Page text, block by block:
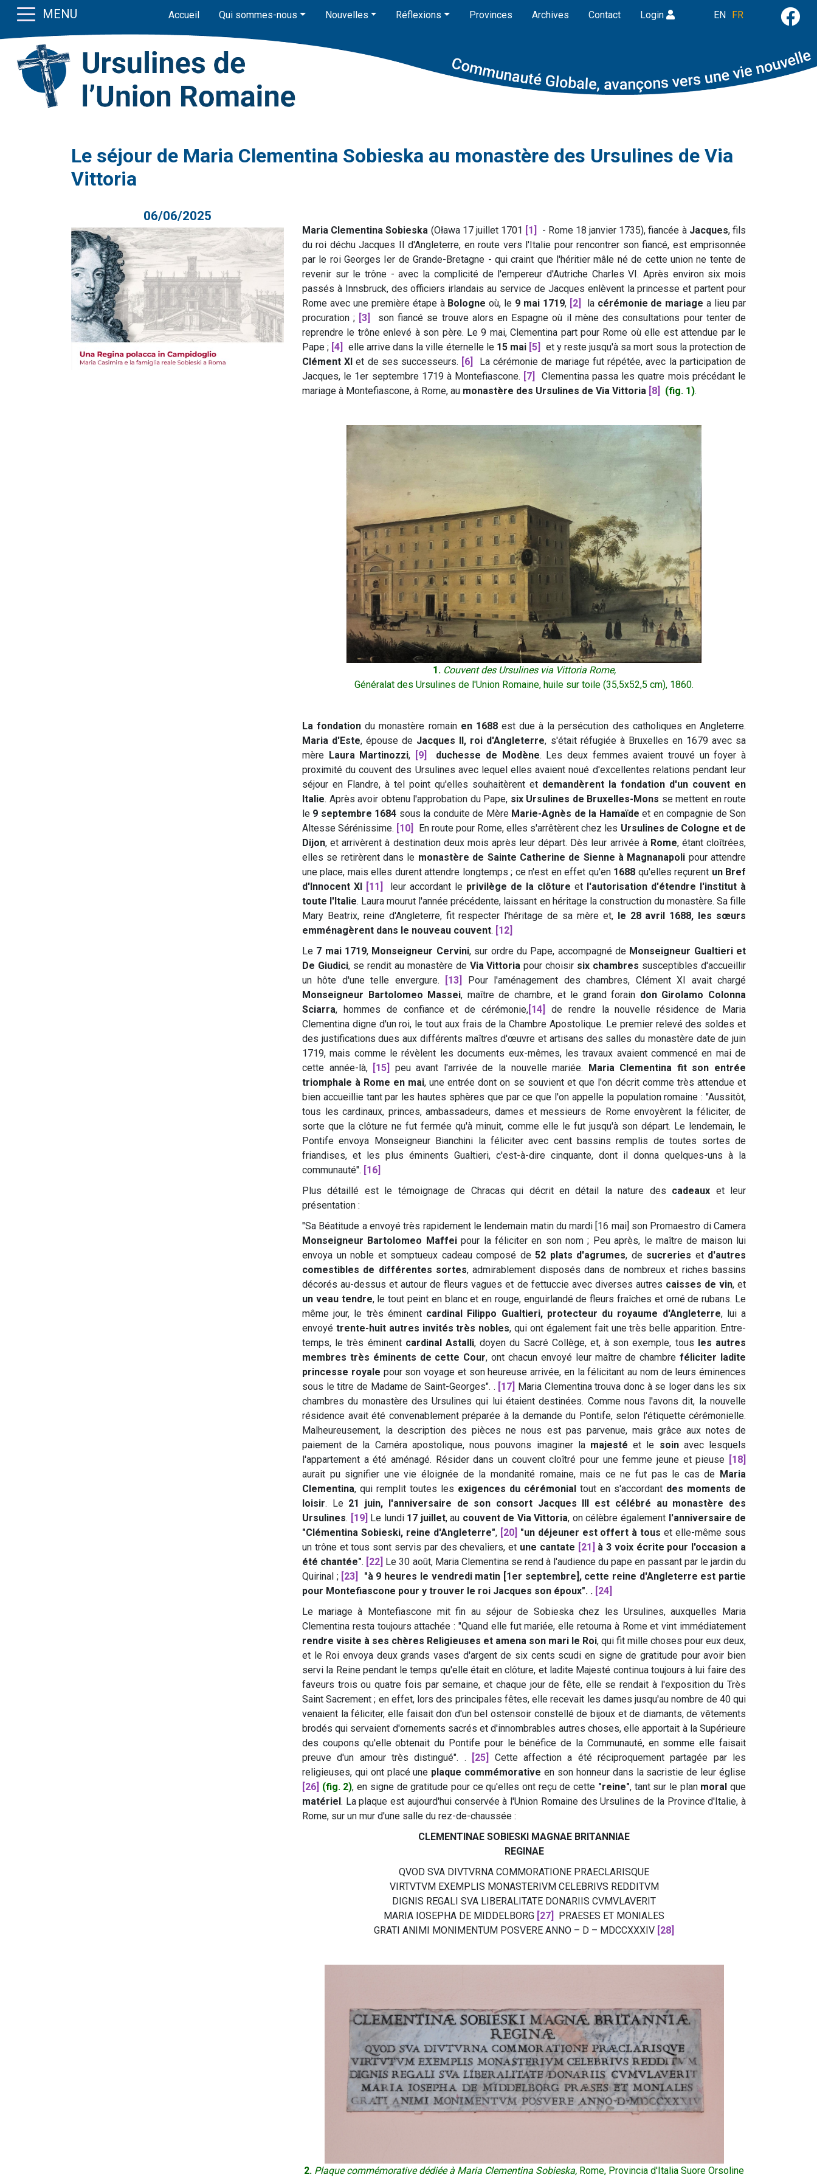
MENU Accueil Qui sommes-nous Nouvelles Réflexions Provinces Archives Contact Login EN FR
Le séjour de Maria Clementina Sobieska au monastère des Ursulines de Via
Vittoria
06/06/2025
Maria Clementina Sobieska (Oława 17 juillet 1701 [1] - Rome 18 janvier 1735), fiancée à Jacques, fils
du roi déchu Jacques II d'Angleterre, en route vers l'Italie pour rencontrer son fiancé, est emprisonnée
par le roi Georges Ier de Grande-Bretagne - qui craint que l'héritier mâle né de cette union ne tente de
revenir sur le trône - avec la complicité de l'empereur d'Autriche Charles VI. Après environ six mois
passés à Innsbruck, des officiers irlandais au service de Jacques enlèvent la princesse et partent pour
Rome avec une première étape à Bologne où, le 9 mai 1719, [2] la cérémonie de mariage a lieu par
procuration ; [3]
son fiancé se trouve alors en Espagne où il mène des consultations pour tenter de
reprendre le trône enlevé à son père. Le 9 mai, Clementina part pour Rome où elle est attendue par le
Pape ; [4] elle arrive dans la ville éternelle le 15 mai [5]
et y reste jusqu'à sa mort sous la protection de
Clément XI et de ses successeurs. [6]
La cérémonie de mariage fut répétée, avec la participation de
Jacques, le 1er septembre 1719 à Montefiascone.
[7]
Clementina passa les quatre mois précédant le
mariage à Montefiascone, à Rome, au monastère des Ursulines de Via Vittoria [8] (fig. 1).
1. Couvent des Ursulines via Vittoria Rome,
Généralat des Ursulines de l'Union Romaine, huile sur toile (35,5x52,5 cm), 1860.
La fondationdu monastère romain en 1688est due à la persécution des catholiques en Angleterre.
Maria d'Este, épouse de Jacques II, roi d'Angleterre, s'était réfugiée à Bruxelles en 1679 avec sa
mère Laura Martinozzi, [9] duchesse de Modène. Les deux femmes avaient trouvé un foyer à
proximité du couvent des Ursulines avec lequel elles avaient noué d'excellentes relations pendant leur
séjour en Flandre, à tel point qu'elles souhaitèrent et demandèrent la fondation d'un couvent en
Italie. Après avoir obtenu l'approbation du Pape, six Ursulines de Bruxelles-Mons se mettent en route
le 9 septembre 1684 sous la conduite de Mère Marie-Agnès de la Hamaïde et en compagnie de Son
Altesse Sérénissime. [10] En route pour Rome, elles s'arrêtèrent chez les Ursulines de Cologne et de
Dijon, et arrivèrent à destination deux mois après leur départ. Dès leur arrivée à Rome, étant cloîtrées,
elles se retirèrent dans le monastère de Sainte Catherine de Sienne à Magnanapoli pour attendre
une place, mais elles durent attendre longtemps ; ce n'est en effet qu'en 1688 qu'elles reçurent un Bref
d'Innocent XI
[11] leur accordant le privilège de la clôture et l'autorisation d'étendre l'institut à
toute l'Italie. Laura mourut l'année précédente, laissant en héritage la construction du monastère. Sa fille
Mary Beatrix, reine d'Angleterre, fit respecter l'héritage de sa mère et,
le 28 avril 1688, les sœurs
emménagèrent dans le nouveau couvent. [12]
Le 7 mai 1719, Monseigneur Cervini, sur ordre du Pape, accompagné de Monseigneur Gualtieri et
De Giudici, se rendit au monastère de Via Vittoria pour choisir six chambres susceptibles d'accueillir
un hôte d'une telle envergure.
[13]
Pour l'aménagement des chambres, Clément XI avait chargé
Monseigneur Bartolomeo Massei, maître de chambre, et le grand forain don Girolamo Colonna
Sciarra, hommes de confiance et de cérémonie, [14]
de rendre la nouvelle résidence de Maria
Clementina digne d'un roi, le tout aux frais de la Chambre Apostolique. Le premier relevé des soldes et
des justifications dues aux différents maîtres d'œuvre et artisans des salles du monastère date de juin
1719, mais comme le révèlent les documents eux-mêmes, les travaux avaient commencé en mai de
cette année-là,
[15] peu avant l'arrivée de la nouvelle mariée.
Maria Clementina fit son entrée
triomphale à Rome en mai, une entrée dont on se souvient et que l'on décrit comme très attendue et
bien accueillie tant par les hautes sphères que par ce que l'on appelle la population romaine : "Aussitôt,
tous les cardinaux, princes, ambassadeurs, dames et messieurs de Rome envoyèrent la féliciter, de
sorte que la clôture ne fut fermée qu'à minuit, comme elle le fut jusqu'à son départ. Le lendemain, le
Pontife envoya Monseigneur Bianchini la féliciter avec cent bassins remplis de toutes sortes de
friandises, et les plus éminents Gualtieri, c'est-à-dire cinquante, dont il donna quelques-uns à la
communauté". [16]
Plus détaillé est le témoignage de Chracas qui décrit en détail la nature des cadeaux et leur
présentation :
"Sa Béatitude a envoyé très rapidement le lendemain matin du mardi [16 mai] son Promaestro di Camera
Monseigneur Bartolomeo Maffeipour la féliciter en son nom ; Peu après, le maître de maison lui
envoya un noble et somptueux cadeau composé de 52 plats d'agrumes, de sucreries et d'autres
comestibles de différentes sortes, admirablement disposés dans de nombreux et riches bassins
décorés au-dessus et autour de fleurs vagues et de fettuccie avec diverses autres caisses de vin, et
un veau tendre, le tout peint en blanc et en rouge, enguirlandé de fleurs fraîches et orné de rubans. Le
même jour, le très éminent cardinal Filippo Gualtieri, protecteur du royaume d'Angleterre, lui a
envoyé trente-huit autres invités très nobles, qui ont également fait une très belle apparition. Entre-
temps, le très éminent cardinal Astalli, doyen du Sacré Collège, et, à son exemple, tous
les autres
membres très éminents de cette Cour, ont chacun envoyé leur maître de chambreféliciter ladite
princesse royale pour son voyage et son heureuse arrivée, en la félicitant au nom de leurs éminences
sous le titre de Madame de Saint-Georges". . [17]
Maria Clementina trouva donc à se loger dans les six
chambres du monastère des Ursulines qui lui étaient destinées. Comme nous l'avons dit, la nouvelle
résidence avait été convenablement préparée à la demande du Pontife, selon l'étiquette cérémonielle.
Malheureusement, la description des pièces ne nous est pas parvenue, mais grâce aux notes de
paiement de la Caméra apostolique, nous pouvons imaginer la majesté et le soinavec lesquels
l'appartement a été aménagé. Résider dans un couvent cloîtré pour une femme jeune et pieuse
[18]
aurait pu signifier une vie éloignée de la mondanité romaine, mais ce ne fut pas le cas de Maria
Clementina, qui remplit toutes les exigences du cérémonial tout en s'accordant des moments de
loisir. Le 21 juin, l'anniversaire de son consort Jacques III est célébré au monastère des
Ursulines. [19] Le lundi 17 juillet, au couvent de Via Vittoria, on célèbre également l'anniversaire de
"Clémentina Sobieski, reine d'Angleterre", [20] "un déjeuner est offert à tous et elle-même sous
un trône et tous sont servis par des chevaliers, et une cantate [21]
à 3 voix écrite pour l'occasion a
été chantée". [22]
Le 30 août, Maria Clementina se rend à l'audience du pape en passant par le jardin du
Quirinal ; [23]
"à 9 heures le vendredi matin [1er septembre], cette reine d'Angleterre est partie
pour Montefiascone pour y trouver le roi Jacques son époux". . [24]
Le mariage à Montefiascone mit fin au séjour de Sobieska chez les Ursulines, auxquelles Maria
Clementina resta toujours attachée : "Quand elle fut mariée, elle retourna à Rome et vint immédiatement
rendre visite à ses chères Religieuses et amena son mari le Roi, qui fit mille choses pour eux deux,
et le Roi envoya deux grands vases d'argent de six cents scudi en signe de gratitude pour avoir bien
servi la Reine pendant le temps qu'elle était en clôture, et ladite Majesté continua toujours à lui faire des
faveurs trois ou quatre fois par semaine, et chaque jour de fête, elle se rendait à l'exposition du Très
Saint Sacrement ; en effet, lors des principales fêtes, elle recevait les dames jusqu'au nombre de 40 qui
venaient la féliciter, elle faisait don d'un bel ostensoir constellé de bijoux et de diamants, de vêtements
brodés qui servaient d'ornements sacrés et d'innombrables autres choses, elle apportait à la Supérieure
des coupons qu'elle obtenait du Pontife pour le bénéfice de la Communauté, en somme elle faisait
preuve d'un amour très distingué". . [25]
Cette affection a été réciproquement partagée par les
religieuses, qui ont placé une plaque commémorative en son honneur dans la sacristie de leur église
[26] (fig. 2), en signe de gratitude pour ce qu'elles ont reçu de cette "reine", tant sur le plan moral que
matériel . La plaque est aujourd'hui conservée à l'Union Romaine des Ursulines de la Province d'Italie, à
Rome, sur un mur d'une salle du rez-de-chaussée :
CLEMENTINAE SOBIESKI MAGNAE BRITANNIAE
REGINAE
QVOD SVA DIVTVRNA COMMORATIONE PRAECLARISQUE
VIRTVTVM EXEMPLIS MONASTERIVM CELEBRIVS REDDITVM
DIGNIS REGALI SVA LIBERALITATE DONARIIS CVMVLAVERIT
MARIA IOSEPHA DE MIDDELBORG [27]
PRAESES ET MONIALES
GRATI ANIMI MONIMENTUM POSVERE ANNO – D – MDCCXXXIV [28]
2. Plaque commémorative dédiée à Maria Clementina Sobieska, Rome, Provincia d'Italia Suore Orsoline